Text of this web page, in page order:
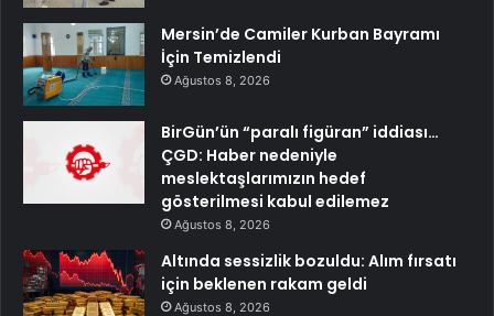
Mersin’de Camiler Kurban Bayramı
İçin Temizlendi
Ağustos 8, 2026
BirGün’ün “paralı figüran” iddiası…
ÇGD: Haber nedeniyle
meslektaşlarımızın hedef
gösterilmesi kabul edilemez
Ağustos 8, 2026
Altında sessizlik bozuldu: Alım fırsatı
için beklenen rakam geldi
Ağustos 8, 2026